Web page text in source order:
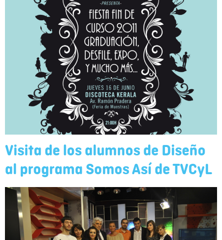
Visita de los alumnos de Diseño
al programa Somos Así de TVCyL